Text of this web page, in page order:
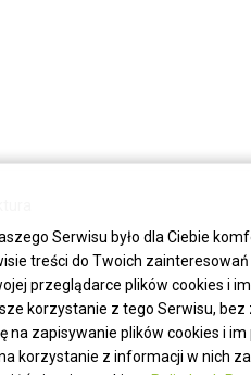
Serwisu było dla Ciebie
treści do Twoich
przeglądarce plików cookies i
korzystanie z tego Serwisu,
na zapisywanie plików cookies i
korzystanie z informacji w nich